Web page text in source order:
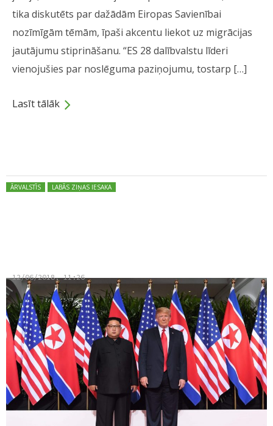
tika diskutēts par dažādām Eiropas Savienībai
nozīmīgām tēmām, īpaši akcentu liekot uz migrācijas
jautājumu stiprināšanu. “ES 28 dalībvalstu līderi
vienojušies par noslēguma paziņojumu, tostarp […]
Lasīt tālāk
Posted in:
ĀRVALSTĪS LABĀS ZIŅAS IESAKA
12/06/2018, 11:26